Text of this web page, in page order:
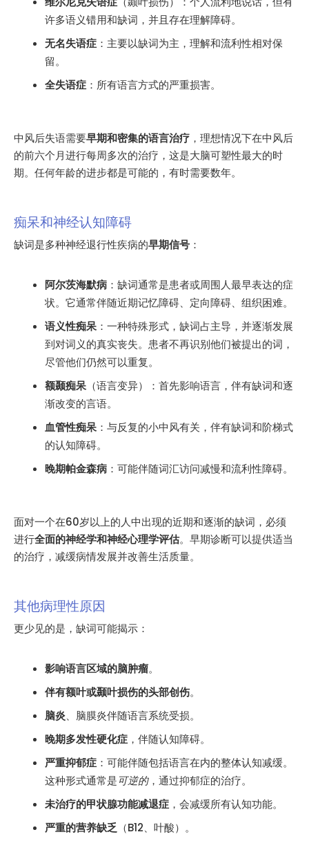
许多语义错用和缺词，并且存在理解障碍。
无名失语症 ：主要以缺词为主，理解和流利性相对保
留。
全失语症 ：所有语言方式的严重损害。
中风后失语需要早期和密集的语言治疗 ，理想情况下在中风后
的前六个月进行每周多次的治疗，这是大脑可塑性最大的时
期。任何年龄的进步都是可能的，有时需要数年。
痴呆和神经认知障碍
缺词是多种神经退行性疾病的早期信号 ：
阿尔茨海默病 ：缺词通常是患者或周围人最早表达的症
状。它通常伴随近期记忆障碍、定向障碍、组织困难。
语义性痴呆 ：一种特殊形式，缺词占主导，并逐渐发展
到对词义的真实丧失。患者不再识别他们被提出的词，
尽管他们仍然可以重复。
额颞痴呆 （语言变异）：首先影响语言，伴有缺词和逐
渐改变的言语。
血管性痴呆 ：与反复的小中风有关，伴有缺词和阶梯式
的认知障碍。
晚期帕金森病 ：可能伴随词汇访问减慢和流利性障碍。
面对一个在60岁以上的人中出现的近期和逐渐的缺词，必须
进行全面的神经学和神经心理学评估。早期诊断可以提供适当
的治疗，减缓病情发展并改善生活质量。
其他病理性原因
更少见的是，缺词可能揭示：
影响语言区域的脑肿瘤。
伴有额叶或颞叶损伤的头部创伤。
脑炎、脑膜炎伴随语言系统受损。
晚期多发性硬化症 ，伴随认知障碍。
严重抑郁症 ：可能伴随包括语言在内的整体认知减缓。
这种形式通常是可逆的，通过抑郁症的治疗。
未治疗的甲状腺功能减退症 ，会减缓所有认知功能。
严重的营养缺乏 （B12、叶酸）。